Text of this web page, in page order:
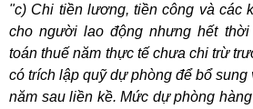
"c) Chi tiền lương, tiền công và các
cho người lao động nhưng hết
toán thuế năm thực tế chưa chi trừ
có trích lập quỹ dự phòng để bổ
năm sau liền kề. Mức dự phòng